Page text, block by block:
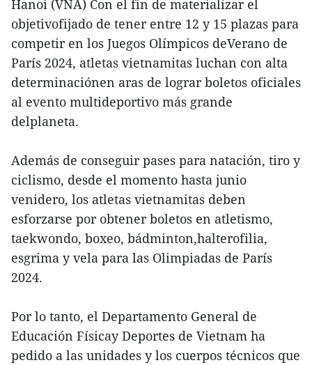
Hanoi (VNA) Con el fin de materializar el
objetivofijado de tener entre 12 y 15 plazas para
competir en los Juegos Olímpicos deVerano de
París 2024, atletas vietnamitas luchan con alta
determinaciónen aras de lograr boletos oficiales
al evento multideportivo más grande
delplaneta.
Además de conseguir pases para natación, tiro y
ciclismo, desde el momento hasta junio
venidero, los atletas vietnamitas deben
esforzarse por obtener boletos en atletismo,
taekwondo, boxeo, bádminton,halterofilia,
esgrima y vela para las Olimpiadas de París
2024.
Por lo tanto, el Departamento General de
Educación Físicay Deportes de Vietnam ha
pedido a las unidades y los cuerpos técnicos que